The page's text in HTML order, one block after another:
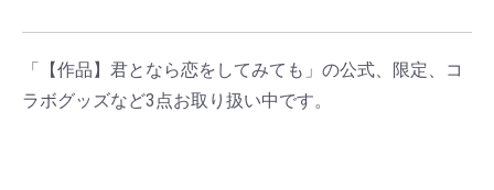
「【作品】君となら恋をしてみても」の公式、限定、コ
ラボグッズなど3点お取り扱い中です。